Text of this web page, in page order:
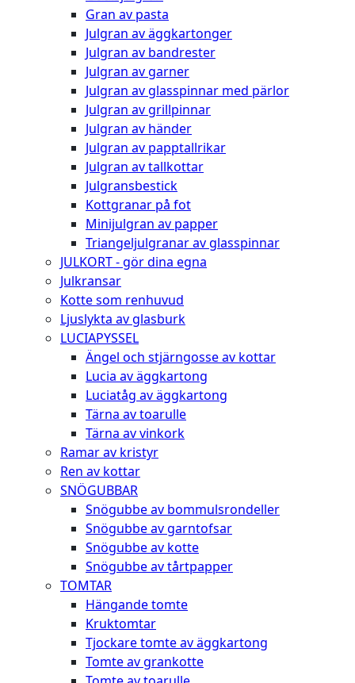
Gran av pasta
Julgran av äggkartonger
Julgran av bandrester
Julgran av garner
Julgran av glasspinnar med pärlor
Julgran av grillpinnar
Julgran av händer
Julgran av papptallrikar
Julgran av tallkottar
Julgransbestick
Kottgranar på fot
Minijulgran av papper
Triangeljulgranar av glasspinnar
JULKORT - gör dina egna
Julkransar
Kotte som renhuvud
Ljuslykta av glasburk
LUCIAPYSSEL
Ängel och stjärngosse av kottar
Lucia av äggkartong
Luciatåg av äggkartong
Tärna av toarulle
Tärna av vinkork
Ramar av kristyr
Ren av kottar
SNÖGUBBAR
Snögubbe av bommulsrondeller
Snögubbe av garntofsar
Snögubbe av kotte
Snögubbe av tårtpapper
TOMTAR
Hängande tomte
Kruktomtar
Tjockare tomte av äggkartong
Tomte av grankotte